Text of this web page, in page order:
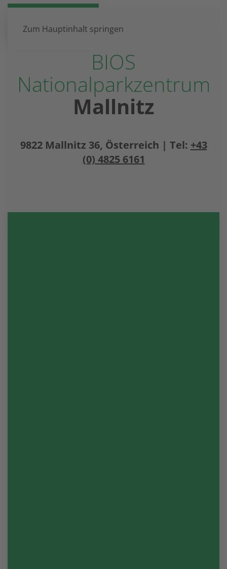
Zum Hauptinhalt springen
BIOS
Nationalparkzentrum
Mallnitz
9822 Mallnitz 36, Österreich | Tel: +43
(0) 4825 6161